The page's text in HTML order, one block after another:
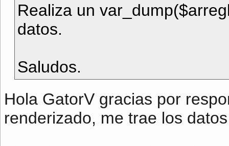
Realiza un
datos.
Saludos.
Hola GatorV gracias por
renderizado, me trae los